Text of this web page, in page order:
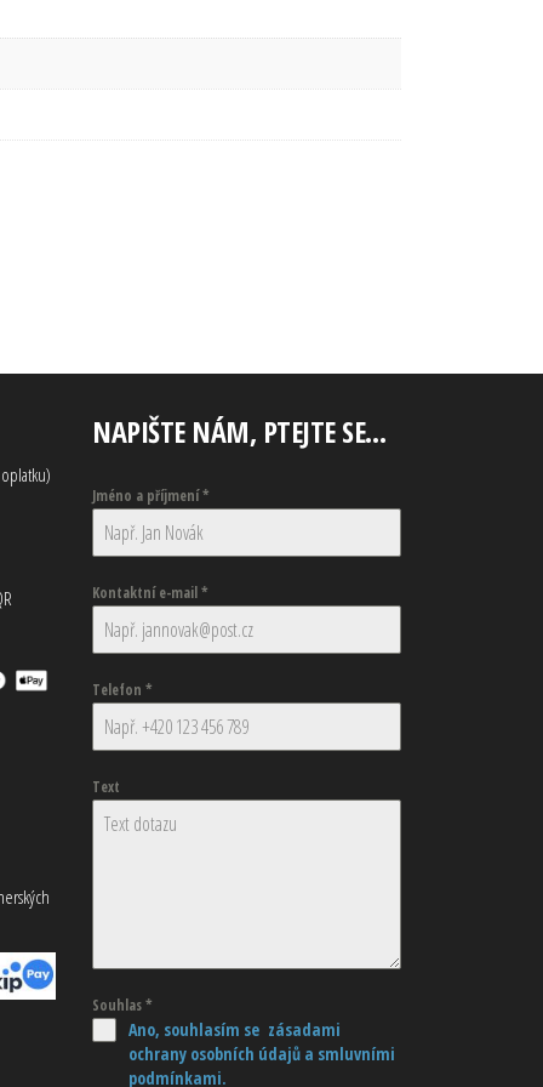
NAPIŠTE NÁM, PTEJTE SE…
Jméno a příjmení*
Kontaktní e-mail*
Telefon *
Text
Souhlas*
Ano, souhlasím se zásadami
ochrany osobních údajů a smluvními
podmínkami.